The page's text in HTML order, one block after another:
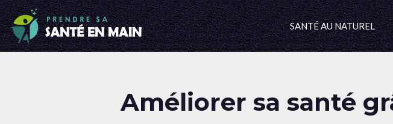
SANTÉ AU NATUREL
Améliorer sa santé